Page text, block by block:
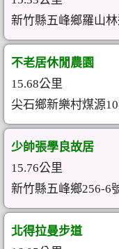
新竹縣五峰鄉羅山
不老居休閒農園
15.68公里
尖石鄉新樂村煤源
少帥張學良故居
15.76公里
新竹縣五峰鄉256-6
北得拉曼步道